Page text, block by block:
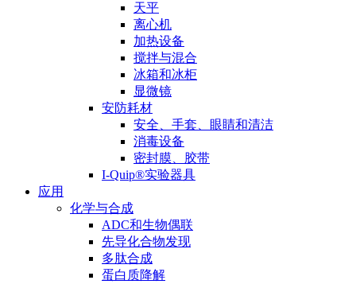
天平
离心机
加热设备
搅拌与混合
冰箱和冰柜
显微镜
安防耗材
安全、手套、眼睛和清洁
消毒设备
密封膜、胶带
I-Quip®️实验器具
应用
化学与合成
ADC和生物偶联
先导化合物发现
多肽合成
蛋白质降解